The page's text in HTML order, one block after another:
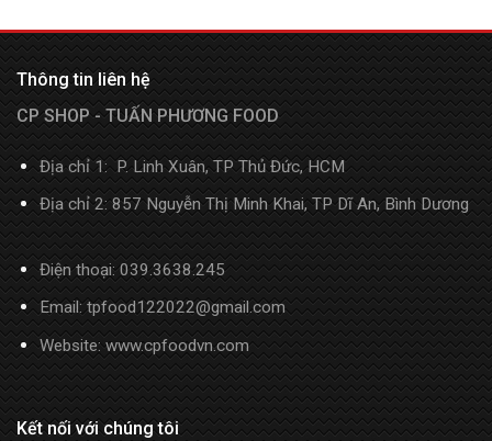
Thông tin liên hệ
CP SHOP - TUẤN PHƯƠNG FOOD
Địa chỉ 1: P. Linh Xuân, TP Thủ Đức, HCM
Địa chỉ 2: 857 Nguyễn Thị Minh Khai, TP Dĩ An, Bình Dương
Điện thoại:039.3638.245
Email: tpfood122022@gmail.com
Website: www.cpfoodvn.com
Kết nối với chúng tôi